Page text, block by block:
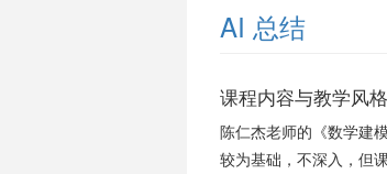
AI 总结
课程内容与教学风格
陈仁杰老师的《数学建
较为基础，不深入，但